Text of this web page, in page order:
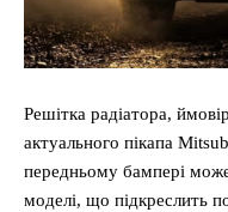
Решітка радіатора,
актуального пікапа
передньому бампері
моделі, що підкреслить